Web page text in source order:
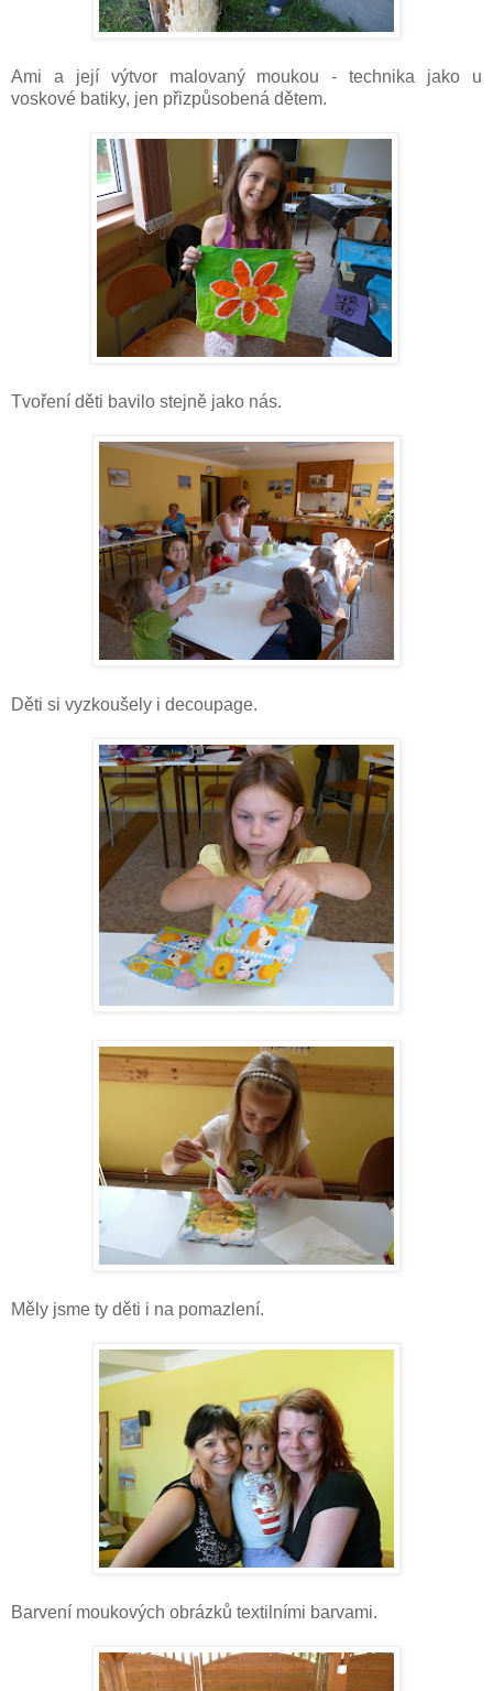
Ami a její výtvor malovaný moukou - technika jako u
voskové batiky, jen přizpůsobená dětem.
Tvoření děti bavilo stejně jako nás.
Děti si vyzkoušely i decoupage.
Měly jsme ty děti i na pomazlení.
Barvení moukových obrázků textilními barvami.